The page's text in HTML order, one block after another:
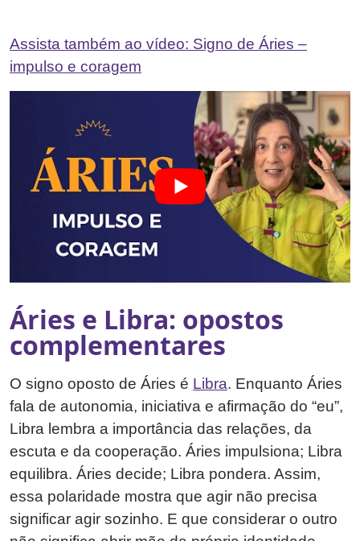
Assista também ao vídeo: Signo de Áries –
impulso e coragem
Áries e Libra: opostos
complementares
O signo oposto de Áries é Libra. Enquanto Áries
fala de autonomia, iniciativa e afirmação do “eu”,
Libra lembra a importância das relações, da
escuta e da cooperação. Áries impulsiona; Libra
equilibra. Áries decide; Libra pondera. Assim,
essa polaridade mostra que agir não precisa
significar agir sozinho. E que considerar o outro